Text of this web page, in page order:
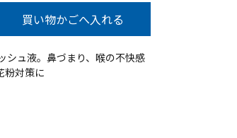
買い物かごへ入れる
シュ液。鼻づまり、喉の不快感
粉対策に